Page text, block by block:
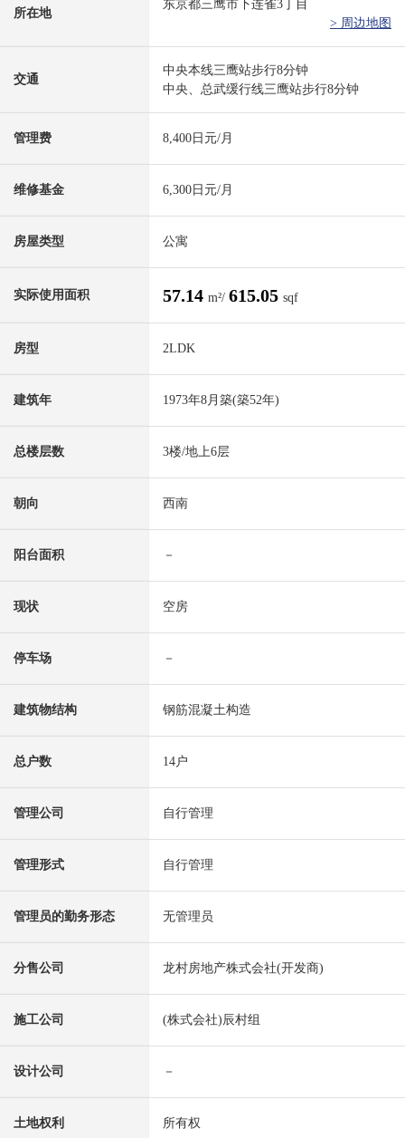
所在地
东京都三鹰市下连雀3丁目
> 周边地图
交通
中央本线三鹰站步行8分钟
中央、总武缓行线三鹰站步行8分钟
管理费 8,400日元/月
维修基金 6,300日元/月
房屋类型 公寓
实际使用面积 57.14 m²/ 615.05 sqf
房型 2LDK
建筑年 1973年8月築(築52年)
总楼层数 3楼/地上6层
朝向 西南
阳台面积 －
现状 空房
停车场 －
建筑物结构 钢筋混凝土构造
总户数 14户
管理公司 自行管理
管理形式 自行管理
管理员的勤务形态 无管理员
分售公司 龙村房地产株式会社(开发商)
施工公司 (株式会社)辰村组
设计公司 －
土地权利 所有权